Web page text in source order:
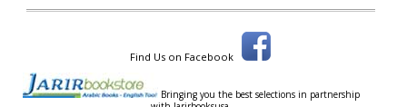
Find Us on Facebook
Bringing you the best selections in partnership